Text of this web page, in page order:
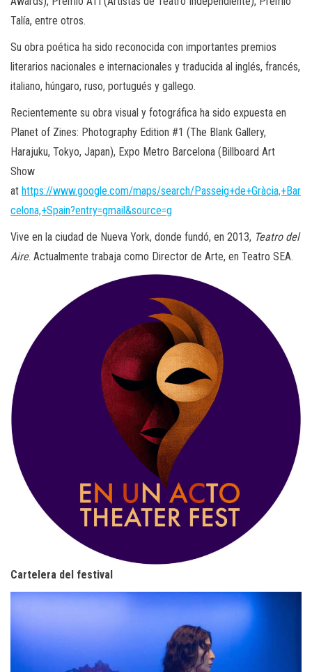
Talía, entre otros.
Su obra poética ha sido reconocida con importantes premios
literarios nacionales e internacionales y traducida al inglés, francés,
italiano, húngaro, ruso, portugués y gallego.
Recientemente su obra visual y fotográfica ha sido expuesta en
Planet of Zines: Photography Edition #1 (The Blank Gallery,
Harajuku, Tokyo, Japan), Expo Metro Barcelona (Billboard Art
Show
at https://www.google.com/maps/search/Passeig+de+Gràcia,+Bar
celona,+Spain?entry=gmail&source=g
Vive en la ciudad de Nueva York, donde fundó, en 2013, Teatro del
Aire. Actualmente trabaja como Director de Arte, en Teatro SEA.
Cartelera del festival